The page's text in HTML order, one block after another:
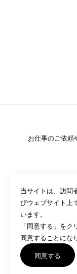
お仕事のご依頼
ABOUT
当サイトは、訪問
びウェブサイト上
います。
「同意する」を
同意することにな
同意する